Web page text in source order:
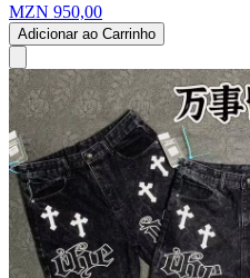
MZN 950,00
Adicionar ao Carrinho